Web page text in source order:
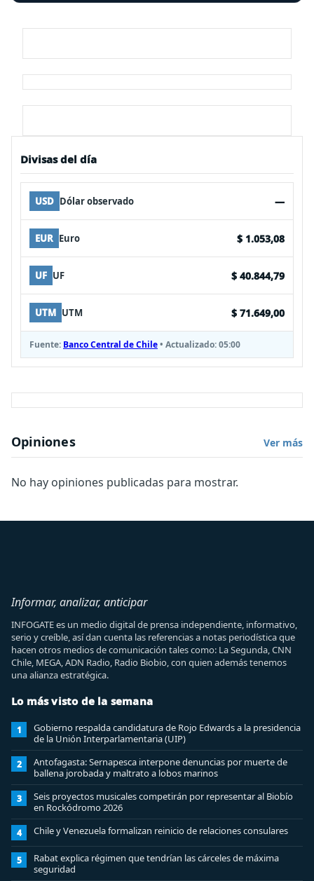
Divisas del día
USD Dólar observado —
EUR Euro $ 1.053,08
UF UF $ 40.844,79
UTM UTM $ 71.649,00
Fuente: Banco Central de Chile• Actualizado:05:00
Opiniones Ver más
No hay opiniones publicadas para mostrar.
Informar, analizar, anticipar
INFOGATE es un medio digital de prensa independiente, informativo,
serio y creíble, así dan cuenta las referencias a notas periodística que
hacen otros medios de comunicación tales como: La Segunda, CNN
Chile, MEGA, ADN Radio, Radio Biobio, con quien además tenemos
una alianza estratégica.
Lo más visto de la semana
1
Gobierno respalda candidatura de Rojo Edwards a la presidencia
de la Unión Interparlamentaria (UIP)
2
Antofagasta: Sernapesca interpone denuncias por muerte de
ballena jorobada y maltrato a lobos marinos
3
Seis proyectos musicales competirán por representar al Biobío
en Rockódromo 2026
4 Chile y Venezuela formalizan reinicio de relaciones consulares
5
Rabat explica régimen que tendrían las cárceles de máxima
seguridad